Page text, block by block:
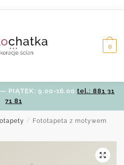
0
PIĄTEK: 9.00-16.00 tel.: 881 31
71 81
/
Fototapeta z motywem